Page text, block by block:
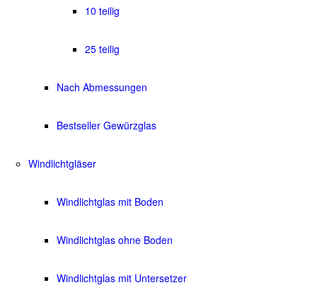
10 teilig
25 teilig
Nach Abmessungen
Bestseller Gewürzglas
Windlichtgläser
Windlichtglas mit Boden
Windlichtglas ohne Boden
Windlichtglas mit Untersetzer